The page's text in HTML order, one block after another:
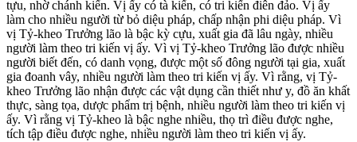
tựu, nhờ chánh kiến. Vị ấy có tà kiến, có tri kiến điên đảo. Vị ấy
làm cho nhiều người từ bỏ diệu pháp, chấp nhận phi diệu pháp. Vì
vị Tỷ-kheo Trưởng lão là bậc kỳ cựu, xuất gia đã lâu ngày, nhiều
người làm theo tri kiến vị ấy. Vì vị Tỷ-kheo Trưởng lão được nhiều
người biết đến, có danh vọng, được một số đông người tại gia, xuất
gia đoanh vây, nhiều người làm theo tri kiến vị ấy. Vì rằng, vị Tỷ-
kheo Trưởng lão nhận được các vật dụng cần thiết như y, đồ ăn khất
thực, sàng tọa, dược phẩm trị bệnh, nhiều người làm theo tri kiến vị
ấy. Vì rằng vị Tỷ-kheo là bậc nghe nhiều, thọ trì điều được nghe,
tích tập điều được nghe, nhiều người làm theo tri kiến vị ấy.